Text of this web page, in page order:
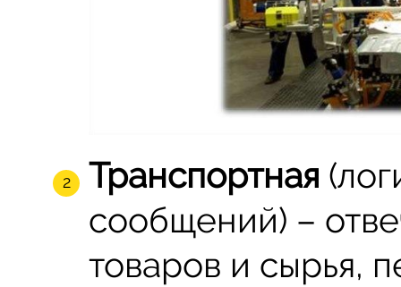
Транспортная
сообщений) –
товаров и сырья,